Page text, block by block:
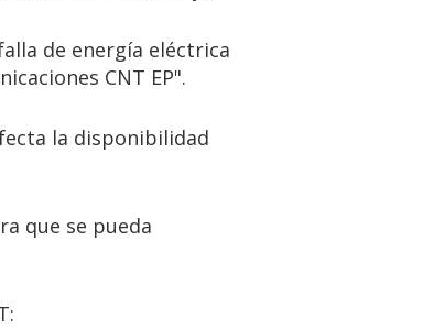
de energía eléctrica
CNT EP".
la disponibilidad
que se pueda